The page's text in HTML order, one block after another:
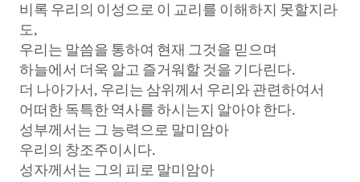
비록 우리의 이성으로 이 교리를 이해하지 못할지라
도,
우리는 말씀을 통하여 현재 그것을 믿으며
하늘에서 더욱 알고 즐거워할 것을 기다린다.
더 나아가서, 우리는 삼위께서 우리와 관련하여서
어떠한 독특한 역사를 하시는지 알아야 한다.
성부께서는 그 능력으로 말미암아
우리의 창조주이시다.
성자께서는 그의 피로 말미암아